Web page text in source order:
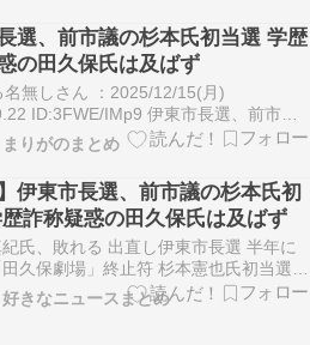
共演者の1人である友近からの推薦で
びと』（フジテレ…
選、前市議の杉本氏初当選 学歴
の田久保氏は及ばず
名無しさん ：2025/12/15(月)
ID:3FWE/IMp9 伊東市長選、前市議
当選 学歴詐称疑惑の田久保氏は及ばず
article/asahi/
まりがのまとめ
】伊東市長選、前市議の杉本氏初
詐称疑惑の田久保氏は及ばず
氏、敗れる 出直し伊東市長選 半年に
久保劇場」終止符 杉本憲也氏初当選
ーツ） - Yahoo!ニュース 田久保真紀
る 出直し伊東市長選 半年にわたる「田
好きなニュースまとめ